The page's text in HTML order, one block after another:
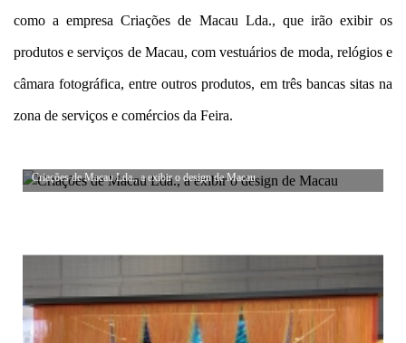
como a empresa Criações de Macau Lda., que irão exibir os
produtos e serviços de Macau, com vestuários de moda, relógios e
câmara fotográfica, entre outros produtos, em três bancas sitas na
zona de serviços e comércios da Feira.
Criações de Macau Lda., a exibir o design de Macau